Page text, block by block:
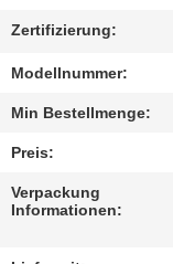
ANGEBOT
SITEMAP
Zertifizierung:
Modellnummer:
Min Bestellmenge:
Preis:
Verpackung
Informationen: